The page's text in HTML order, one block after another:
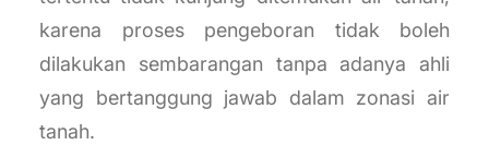
karena proses pengeboran tidak boleh
dilakukan sembarangan tanpa adanya ahli
yang bertanggung jawab dalam zonasi air
tanah.